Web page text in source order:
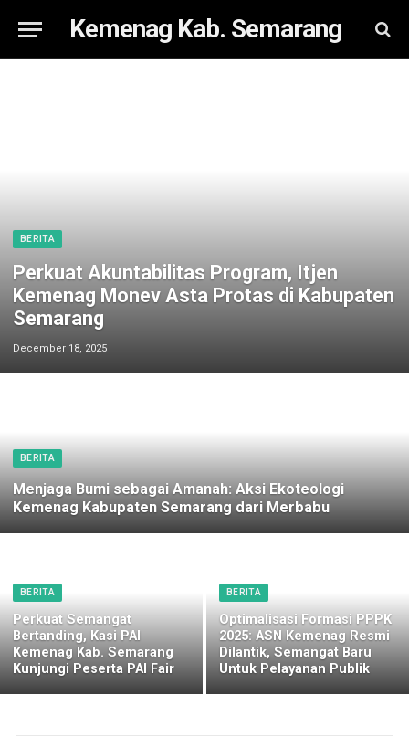
Kemenag Kab. Semarang
BERITA
Perkuat Akuntabilitas Program, Itjen
Kemenag Monev Asta Protas di Kabupaten
Semarang
December 18, 2025
BERITA
Menjaga Bumi sebagai Amanah: Aksi Ekoteologi
Kemenag Kabupaten Semarang dari Merbabu
BERITA
Perkuat Semangat
Bertanding, Kasi PAI
Kemenag Kab. Semarang
Kunjungi Peserta PAI Fair
BERITA
Optimalisasi Formasi PPPK
2025: ASN Kemenag Resmi
Dilantik, Semangat Baru
Untuk Pelayanan Publik